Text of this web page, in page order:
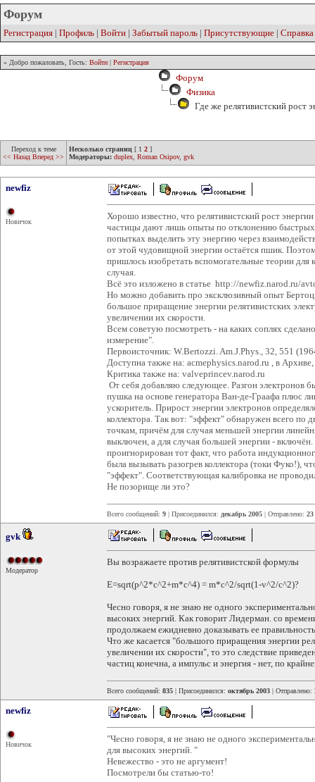
Форум
Регистрация | Профиль | Войти | Забытый пароль | Присутствующие | Справка
» Добро пожаловать, Гость: Войти | Регистрация
Форум
Физика
Где же релятивистский рост
Переход к теме
<< Назад Вперед >>
Несколько страниц [ 1 2 ]
Модераторы: duplex Roman Osipov, gvk
newfiz
Новичок
Хорошо известно, что релятивистский рост
частицы дают лишь опыты по отклонению
попытках выделить эту энергию через
от этой чудовищной энергии остаётся пшик.
пришлось изобретать вспомогательные теории для
случая.
Всё это изложено в статье http://newfiz.narod.ru/
Но можно добавить про эксклюзивный опыт
большое приращение энергии релятивистских
увеличении их скорости.
Всем советую посмотреть - на каких соплях
измерение".
Первоисточник: W.Bertozzi. Am.J.Phys., 32, 551
Доступна также на: acmephysics.narod.ru , в
Критика также на: valveprincev.narod.ru
От себя добавляю следующее. Разгон электронов
пушка на основе генератора Ван-де-Граафа плюс
ускоритель. Прирост энергии электронов
коллектора. Так вот: "эффект" обнаружен всего по
точкам, причём для случая меньшей энергии
выключен, а для случая большей энергии -
проигнорирован тот факт, что работа
была вызывать разогрев коллектора (токи Фуко!),
"эффект". Соответствующая калибровка не
Не позорище ли это?
Всего сообщений: 9 | Присоединился: декабрь 2005 | Отправлено: 23
gvk
Модератор
Вы возражаете против релятивистской формулы
E=sqrt(p^2*c^2+m*c^4) = m*c^2/sqrt(1-v^2/c^2)?
Чесно говоря, я не знаю не одного
высоких энергий. Как говорит Лидерман. со
продолжаем ежидневно доказывать ее
Что же касается "большого приращения энергии
увеличении их скорости", то это следствие
частиц конечна, а импульс и энергия - нет, по
Всего сообщений: 835 | Присоединился: октябрь 2003 | Отправлено:
newfiz
Новичок
"Чесно говоря, я не знаю не одного
для высоких энергий. "
Невежество - это не аргумент!
Посмотрели бы статью-то!